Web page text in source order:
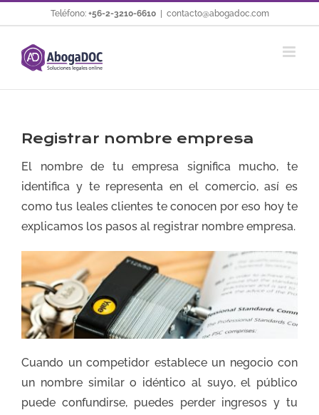
al
contenido
Teléfono: +56-2-3210-6610 contacto@abogadoc.com
Registrar nombre empresa
El nombre de tu empresa significa mucho, te
identifica y te representa en el comercio, así es
como tus leales clientes te conocen por eso hoy te
explicamos los pasos al registrar nombre empresa.
Cuando un competidor establece un negocio con
un nombre similar o idéntico al suyo, el público
puede confundirse, puedes perder ingresos y tu